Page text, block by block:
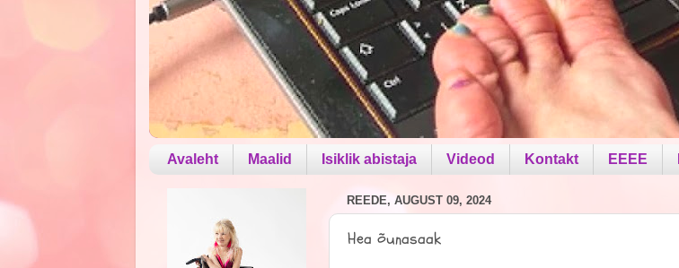
Avaleht Maalid Isiklik abistaja Videod Kontakt EEEE
REEDE, AUGUST 09, 2024
Hea õunasaak